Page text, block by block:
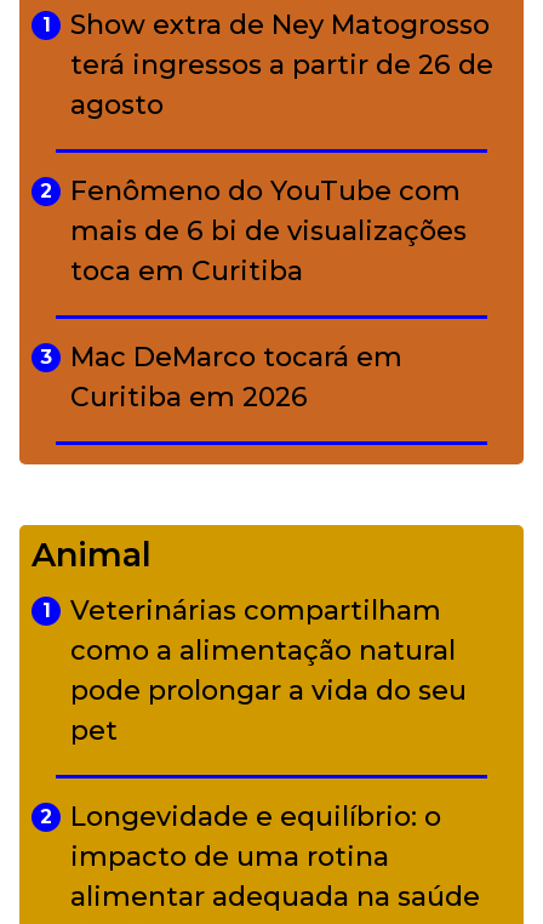
charme rústico que
conquistou o luxo
A ciência por trás da skincare: a
função de cada ativo
1
Show extra de Ney Matogrosso
terá ingressos a partir de 26 de
agosto
2
Fenômeno do YouTube com
mais de 6 bi de visualizações
toca em Curitiba
3
Mac DeMarco tocará em
Curitiba em 2026
Camerata tem repertório
diverso a partir de R$ 17
Adriana Calcanhotto retoma
alter ego infantil para show em
Curitiba
Animal
1
Veterinárias compartilham
como a alimentação natural
pode prolongar a vida do seu
pet
2
Longevidade e equilíbrio: o
impacto de uma rotina
alimentar adequada na saúde